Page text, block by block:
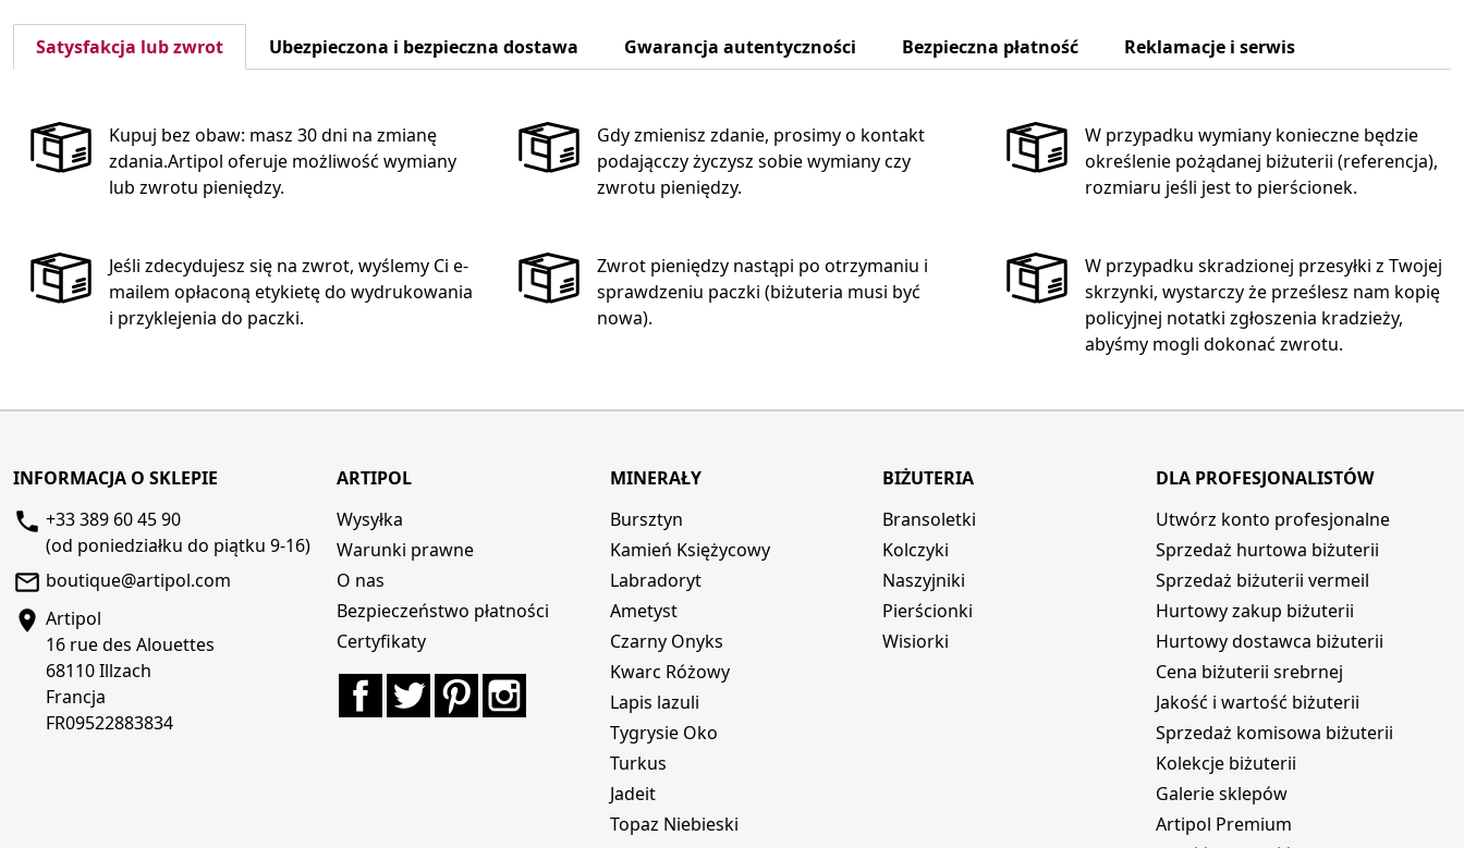
Satysfakcja lub zwrot Ubezpieczona i bezpieczna dostawa Gwarancja autentyczności Bezpieczna płatność Reklamacje i serwis
Kupuj bez obaw: masz 30 dni na zmianę
zdania.Artipol oferuje możliwość wymiany
lub zwrotu pieniędzy.
Gdy zmienisz zdanie, prosimy o kontakt
podającczy życzysz sobie wymiany czy
zwrotu pieniędzy.
W przypadku wymiany konieczne będzie
określenie pożądanej biżuterii (referencja),
rozmiaru jeśli jest to pierścionek.
Jeśli zdecydujesz się na zwrot, wyślemy Ci e-
mailem opłaconą etykietę do wydrukowania
i przyklejenia do paczki.
Zwrot pieniędzy nastąpi po otrzymaniu i
sprawdzeniu paczki (biżuteria musi być
nowa).
W przypadku skradzionej przesyłki z Twojej
skrzynki, wystarczy że prześlesz nam kopię
policyjnej notatki zgłoszenia kradzieży,
abyśmy mogli dokonać zwrotu.
INFORMACJA O SKLEPIE
+33 389 60 45 90
(od poniedziałku do piątku 9-16)
boutique@artipol.com
Artipol
16 rue des Alouettes
68110 Illzach
Francja
FR09522883834
ARTIPOL
Wysyłka
Warunki prawne
O nas
Bezpieczeństwo płatności
Certyfikaty
FacebookTwitterPinterest
MINERAŁY
Bursztyn
Kamień Księżycowy
Labradoryt
Ametyst
Czarny Onyks
Kwarc Różowy
Lapis lazuli
Tygrysie Oko
Turkus
Jadeit
Topaz Niebieski
BIŻUTERIA
Bransoletki
Kolczyki
Naszyjniki
Pierścionki
Wisiorki
DLA PROFESJONALISTÓW
Utwórz konto profesjonalne
Sprzedaż hurtowa biżuterii
Sprzedaż biżuterii vermeil
Hurtowy zakup biżuterii
Hurtowy dostawca biżuterii
Cena biżuterii srebrnej
Jakość i wartość biżuterii
Sprzedaż komisowa biżuterii
Kolekcje biżuterii
Galerie sklepów
Artipol Premium